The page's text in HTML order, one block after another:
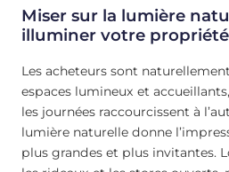
Miser sur la lumière
illuminer votre propriété
Les acheteurs sont
espaces lumineux et
les journées raccourcissent à
lumière naturelle donne
plus grandes et plus invitantes.